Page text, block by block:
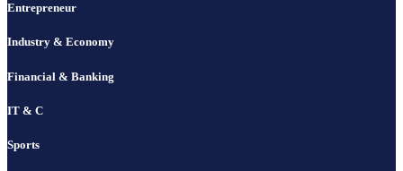
Entrepreneur
Industry & Economy
Financial & Banking
IT & C
Sports